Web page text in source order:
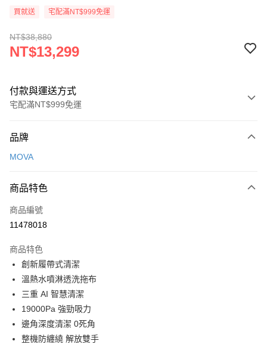
買就送 宅配滿NT$999免運
NT$38,880
NT$13,299
付款與運送方式
宅配滿NT$999免運
信用卡一次付款
3 期 0 利率 每期
合作金庫商業銀行
上海商業儲蓄銀行
臺灣中小企業銀行
匯豐（台灣）商業銀行
聯邦商業銀行
元大商業銀行
玉山商業銀行
台灣樂天信用卡公司
合作金庫商業銀行
上海商業儲蓄銀行
國泰世華商業銀行
匯豐（台灣）商業銀行
聯邦商業銀行
元大商業銀行
玉山商業銀行
台新國際商業銀行
即享券
LINE Pay
Apple Pay
街口支付
Google Pay
ATM付款
品牌
MOVA
商品特色
商品編號
11478018
商品特色
創新履帶式清潔
溫熱水噴淋透洗拖布
三重 AI 智慧清潔
19000Pa 強勁吸力
邊角深度清潔 0死角
整機防纏繞 解放雙手